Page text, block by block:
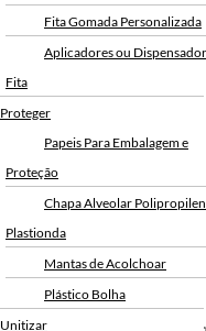
Fita Gomada Personalizada
Aplicadores ou
Fita
Proteger
Papeis Para Embalagem e
Proteção
Chapa Alveolar
Plastionda
Mantas de Acolchoar
Plástico Bolha
Unitizar